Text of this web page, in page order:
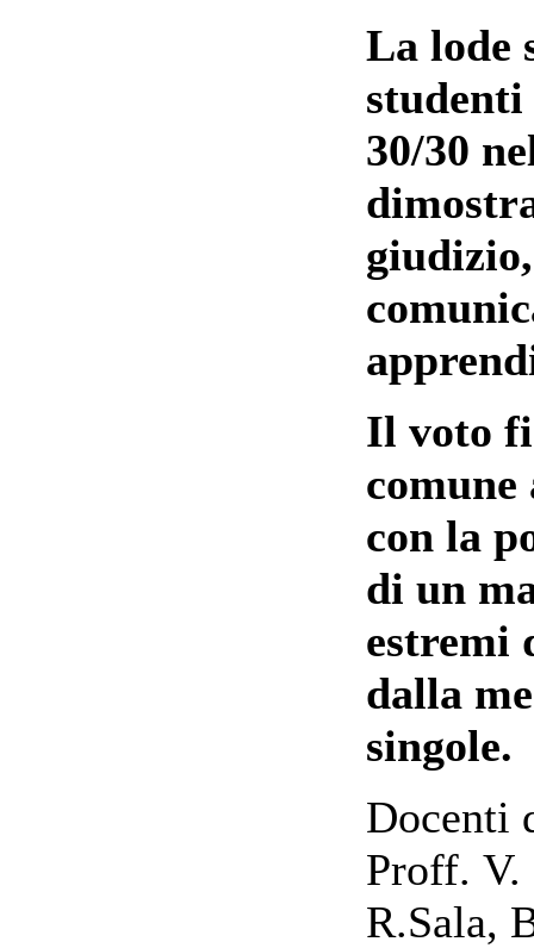
La lode
studenti
30/30
Il voto
con la
di un
estremi
dalla
singole.
Docenti
Proff. V.
R.Sala,